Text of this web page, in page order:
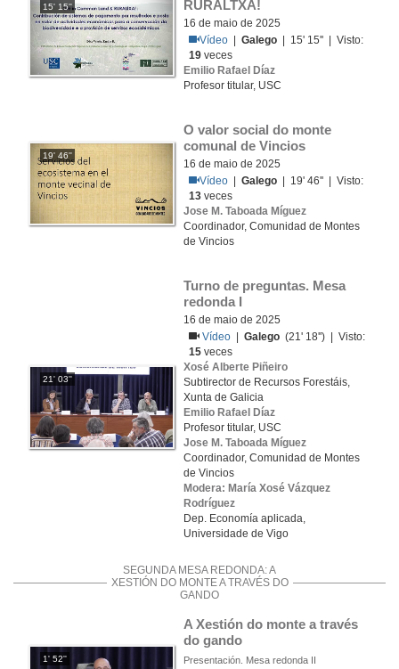
15' 15'' RURALTXA!
16 de maio de 2025
Vídeo |Galego | 15' 15'' | Visto:
19 veces
Emilio Rafael Díaz
Profesor titular, USC
19' 46''
O valor social do monte
comunal de Vincios
16 de maio de 2025
Vídeo |Galego | 19' 46'' | Visto:
13 veces
Jose M. Taboada Míguez
Coordinador, Comunidad de Montes
de Vincios
21' 03''
Turno de preguntas. Mesa
redonda I
16 de maio de 2025
Vídeo
|Galego (21' 18'') | Visto:
15 veces
Xosé Alberte Piñeiro
Subtirector de Recursos Forestáis,
Xunta de Galicia
Emilio Rafael Díaz
Profesor titular, USC
Jose M. Taboada Míguez
Coordinador, Comunidad de Montes
de Vincios
Modera: María Xosé Vázquez
Rodríguez
Dep. Economía aplicada,
Universidade de Vigo
SEGUNDA MESA REDONDA: A
XESTIÓN DO MONTE A TRAVÉS DO
GANDO
1' 52''
A Xestión do monte a través
do gando
Presentación. Mesa redonda II